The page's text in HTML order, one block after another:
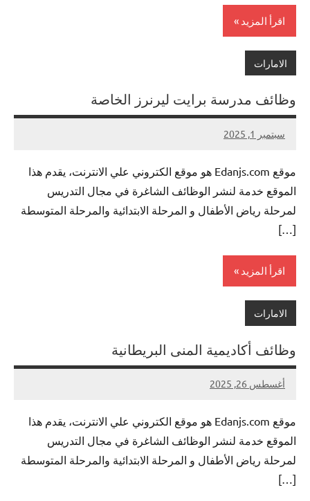
اقرأ المزيد
الامارات
وظائف مدرسة برايت ليرنرز الخاصة
سبتمبر 1, 2025
nazto
لا
تعليقات
موقع Edanjs.com هو موقع الكتروني علي الانترنت، يقدم هذا
الموقع خدمة لنشر الوظائف الشاغرة في مجال التدريس
لمرحلة رياض الأطفال و المرحلة الابتدائية والمرحلة المتوسطة
[…]
اقرأ المزيد
الامارات
وظائف أكاديمية المنى البريطانية
أغسطس 26, 2025
nazto
لا
تعليقات
موقع Edanjs.com هو موقع الكتروني علي الانترنت، يقدم هذا
الموقع خدمة لنشر الوظائف الشاغرة في مجال التدريس
لمرحلة رياض الأطفال و المرحلة الابتدائية والمرحلة المتوسطة
[…]